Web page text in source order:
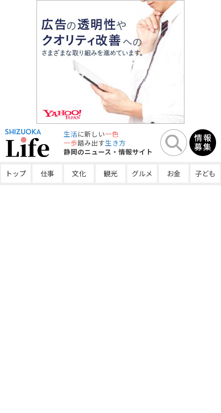
生活に新しい一色
一歩踏み出す生き方
静岡のニュース・情報サイト
トップ 仕事 文化 観光 グルメ お金 子ども